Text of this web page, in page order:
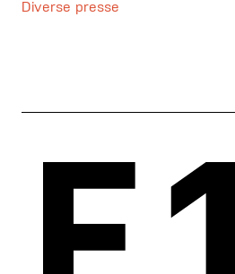
Diverse presse